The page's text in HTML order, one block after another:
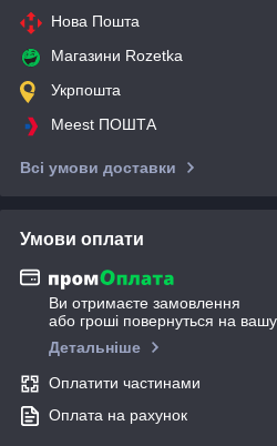
Нова Пошта
Магазини Rozetka
Укрпошта
Meest ПОШТА
Всі умови доставки
Умови оплати
Ви отримаєте замовлення
або гроші повернуться на вашу
Детальніше
Оплатити частинами
Оплата на рахунок